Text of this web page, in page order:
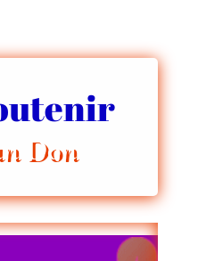
Don